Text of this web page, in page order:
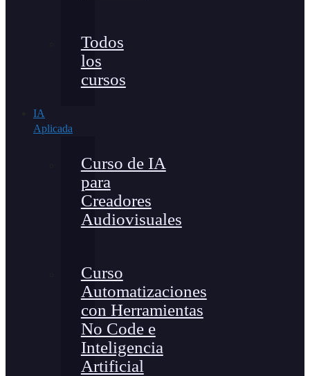
Todos
los
cursos
IA
Aplicada
Curso de IA
para
Creadores
Audiovisuales
Curso
Automatizaciones
con Herramientas
No Code e
Inteligencia
Artificial